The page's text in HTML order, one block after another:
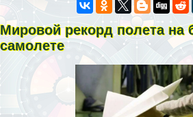
Мировой рекорд полета на
самолете